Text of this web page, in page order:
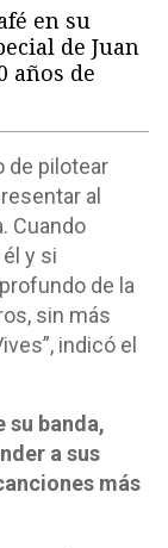
en su
de Juan
años de
de pilotear
al
Cuando
y si
de la
sin más
indicó el
su banda,
a sus
más